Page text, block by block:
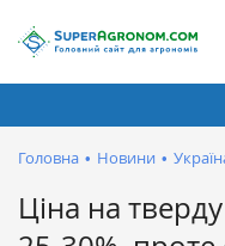
Головна • Новини •
Ціна на